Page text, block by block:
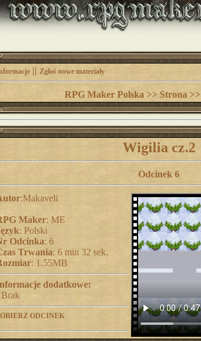
|| Zgłoś nowe materiały
RPG Maker Polska >> Strona >>
Wigilia cz.2
Odcinek 6
:Makaveli
Maker: ME
: Polski
Odcinka: 6
Trwania: 6 min 32 sek.
: 1.55MB
dodatkowe:
ODCINEK